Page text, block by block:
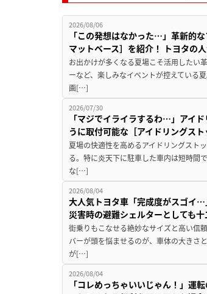
2026/08/06
「この発想はなかった…」革新的
マットベース］を紹介！ トヨタの
お出かけが多くなる夏場こそ活用したい
ーなど、楽しみなイベントが控えている
画[…]
2026/07/30
「マジでイライラするわ…」アイ
うに取付可能な［アイドリングス
夏場の快適性を高めるアイドリングスト
る。特に炎天下に駐車した車内は短時間
な[…]
2026/08/04
大人気トヨタ車「完成度がスゴイ…
災害時の避難シェルターとしても十
街乗りもこなせる絶妙なサイズと高い信
バーが頭を悩ませるのが、車体の大きさ
が[…]
2026/08/04
「コレめっちゃいいじゃん！」運